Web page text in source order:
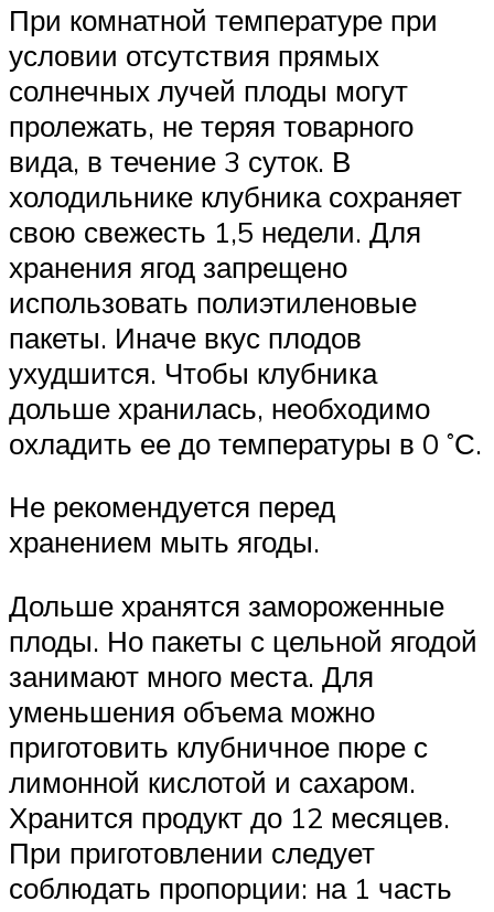
При комнатной температуре при
условии отсутствия прямых
солнечных лучей плоды могут
пролежать, не теряя товарного
вида, в течение 3 суток. В
холодильнике клубника сохраняет
свою свежесть 1,5 недели. Для
хранения ягод запрещено
использовать полиэтиленовые
пакеты. Иначе вкус плодов
ухудшится. Чтобы клубника
дольше хранилась, необходимо
охладить ее до температуры в 0 ˚С.
Не рекомендуется перед
хранением мыть ягоды.
Дольше хранятся замороженные
плоды. Но пакеты с цельной ягодой
занимают много места. Для
уменьшения объема можно
приготовить клубничное пюре с
лимонной кислотой и сахаром.
Хранится продукт до 12 месяцев.
При приготовлении следует
соблюдать пропорции: на 1 часть